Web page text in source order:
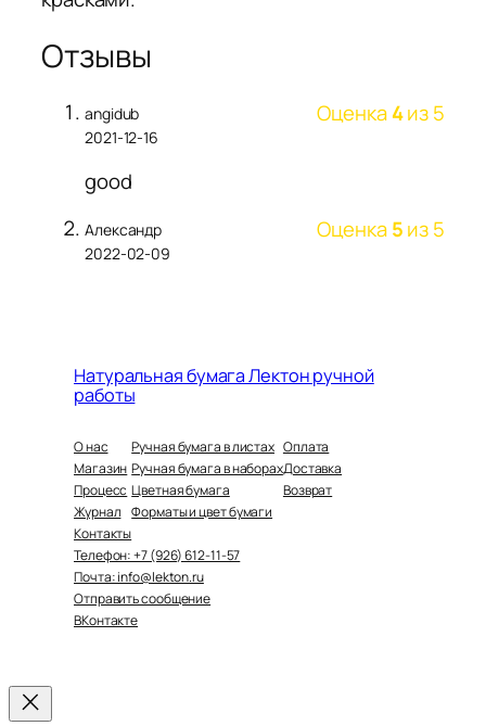
Отзывы
angidub Оценка4из 5
2021-12-16
good
Александр Оценка5из 5
2022-02-09
Натуральная бумага Лектон ручной
работы
О нас
Магазин
Процесс
Журнал
Контакты
Ручная бумага в листах
Ручная бумага в наборах
Цветная бумага
Форматы и цвет бумаги
Оплата
Доставка
Возврат
Телефон: +7 (926) 612-11-57
Почта: info@lekton.ru
Отправить сообщение
ВКонтакте